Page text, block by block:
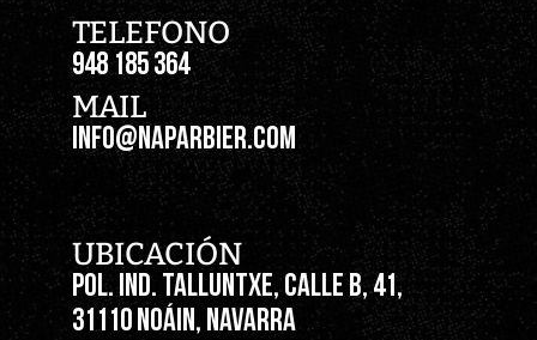
TELEFONO
948 185 364
MAIL
INFO@NAPARBIER.COM
UBICACIÓN
POL. IND. TALLUNTXE, CALLE B, 41,
31110 NOÁIN, NAVARRA